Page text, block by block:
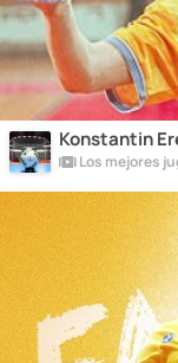
Konstantin
Los mejores